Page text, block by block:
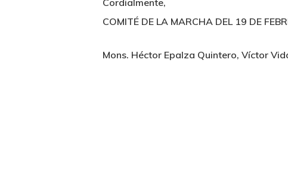
Cordialmente,
COMITÉ DE LA MARCHA DEL 19 DE
Mons. Héctor Epalza Quintero, Víctor